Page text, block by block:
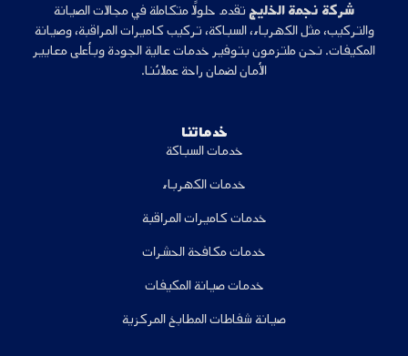
شركة نجمة الخليجتقدم حلولًا متكاملة في مجالات الصيانة
والتركيب، مثل الكهرباء، السباكة، تركيب كاميرات المراقبة، وصيانة
المكيفات. نحن ملتزمون بتوفير خدمات عالية الجودة وبأعلى معايير
الأمان لضمان راحة عملائنا.
خدماتنا
خدمات السباكة
خدمات الكهرباء
خدمات كاميرات المراقبة
خدمات مكافحة الحشرات
خدمات صيانة المكيفات
صيانة شفاطات المطابخ المركزية